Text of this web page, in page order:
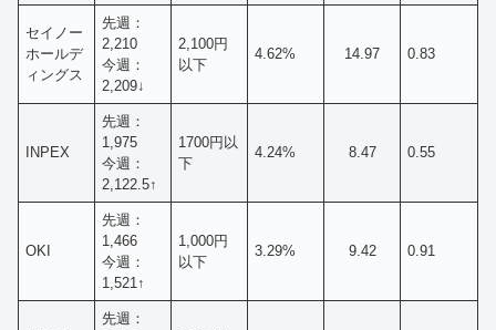
セイノー
ホールデ
ィングス
先週：
2,210
今週：
2,209↓
2,100円
以下
4.62% 14.97 0.83
INPEX
先週：
1,975
今週：
2,122.5↑
1700円以
下
4.24% 8.47 0.55
OKI
先週：
1,466
今週：
1,521↑
1,000円
以下
3.29% 9.42 0.91
先週：